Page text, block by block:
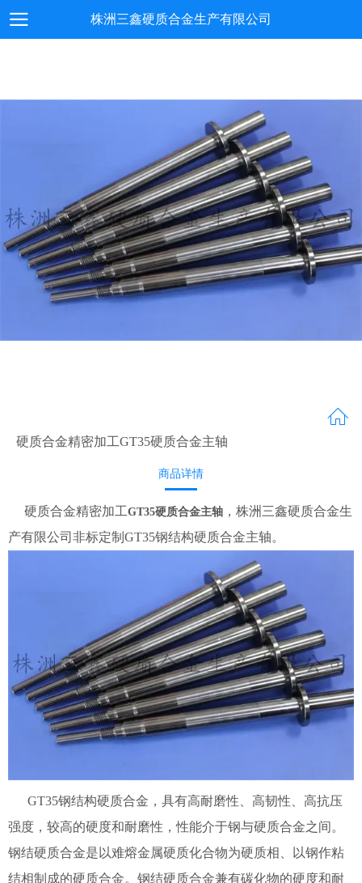
株洲三鑫硬质合金生产有限公司
硬质合金精密加工GT35硬质合金主轴
商品详情
硬质合金精密加工GT35硬质合金主轴 ，株洲三鑫硬质合金生
产有限公司非标定制GT35钢结构硬质合金主轴。
GT35钢结构硬质合金，具有高耐磨性、高韧性、高抗压
强度，较高的硬度和耐磨性，性能介于钢与硬质合金之间。
钢结硬质合金是以难熔金属硬质化合物为硬质相、以钢作粘
结相制成的硬质合金。钢结硬质合金兼有碳化物的硬度和耐